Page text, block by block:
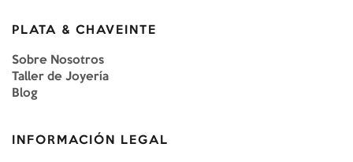
PLATA & CHAVEINTE
Sobre Nosotros
Taller de Joyería
Blog
INFORMACIÓN LEGAL